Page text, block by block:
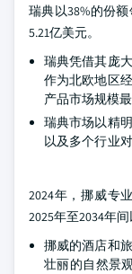
瑞典以38%的份
5.21亿美元。
瑞典凭借其庞
作为北欧地区
产品市场规模最
瑞典市场以精
以及多个行业
2024年，挪威专
2025年至2034年
挪威的酒店和
壮丽的自然景